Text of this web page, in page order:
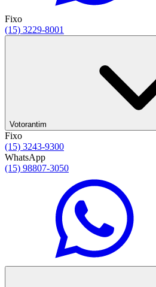
Fixo
(15) 3229-8001
Votorantim
Fixo
(15) 3243-9300
WhatsApp
(15) 98807-3050